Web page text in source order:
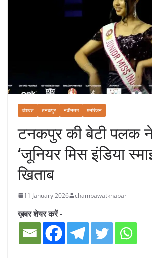
चंपावत टनकपुर नवीनतम मनोरंजन
टनकपुर की बेटी पलक
‘जूनियर मिस इंडिया
खिताब
11 January 2026 champawatkhabar
ख़बर शेयर करें -